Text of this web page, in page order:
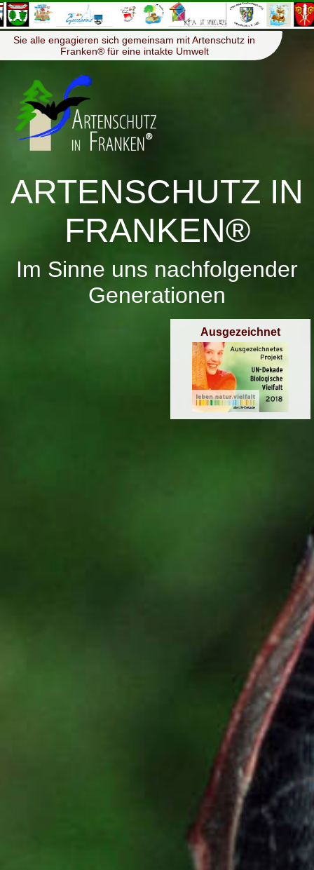
Menü ≡
Sie alle engagieren sich gemeinsam mit Artenschutz in
Franken® für eine intakte Umwelt
ARTENSCHUTZ IN
FRANKEN®
Im Sinne uns nachfolgender
Generationen
Ausgezeichnet